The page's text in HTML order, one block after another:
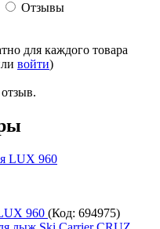
Отзывы
для каждого товара
войти)
960 (Код: 694975)